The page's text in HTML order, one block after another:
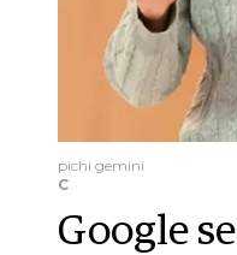
pichi gemini
C
Google